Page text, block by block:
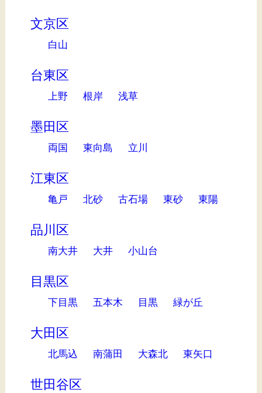
文京区
白山
台東区
上野 根岸 浅草
墨田区
両国 東向島 立川
江東区
亀戸 北砂 古石場 東砂 東陽
品川区
南大井 大井 小山台
目黒区
下目黒 五本木 目黒 緑が丘
大田区
北馬込 南蒲田 大森北 東矢口
世田谷区